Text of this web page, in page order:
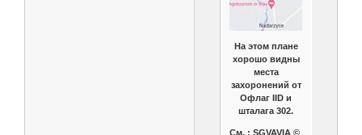
На этом плане
хорошо видны
места
захоронений от
Офлаг IID и
шталага 302.
См. : SGVAVIA ©